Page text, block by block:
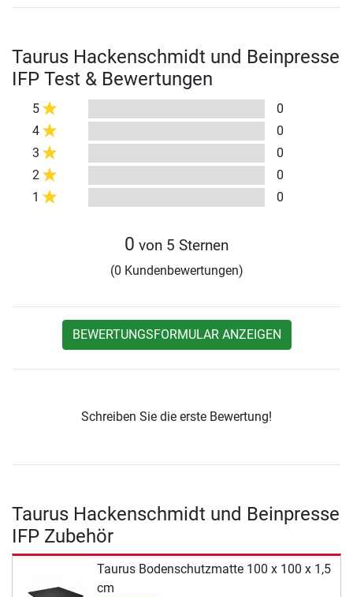
Taurus Hackenschmidt und Beinpresse
IFP Test & Bewertungen
5
0
4
0
3
0
2
0
1
0
0 von 5 Sternen
(0 Kundenbewertungen)
BEWERTUNGSFORMULAR ANZEIGEN
Schreiben Sie die erste Bewertung!
Taurus Hackenschmidt und Beinpresse
IFP Zubehör
Taurus Bodenschutzmatte 100 x 100 x 1,5
cm